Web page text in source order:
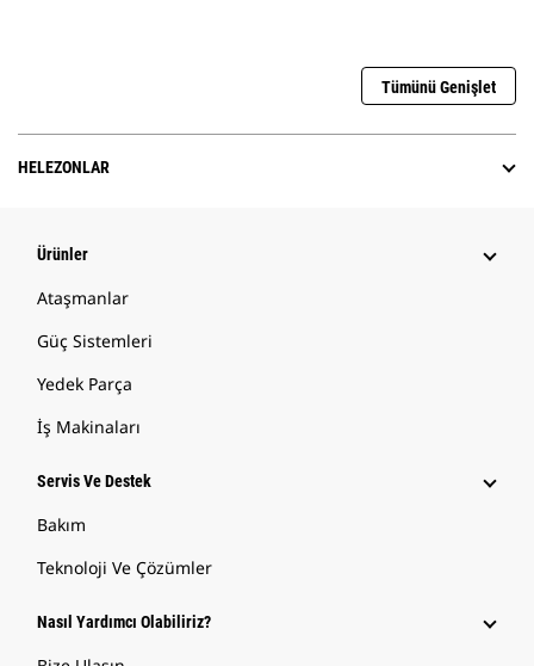
Tümünü Genişlet
HELEZONLAR
Ürünler
Ataşmanlar
Güç Sistemleri
Yedek Parça
İş Makinaları
Servis Ve Destek
Bakım
Teknoloji Ve Çözümler
Nasıl Yardımcı Olabiliriz?